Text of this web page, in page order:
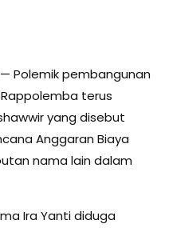
— Polemik pembangunan
Rappolemba terus
yang disebut
Anggaran Biaya
nama lain dalam
Ira Yanti diduga